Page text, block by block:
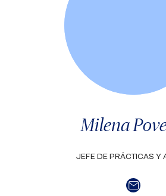
Milena
JEFE DE PRÁCTICAS Y